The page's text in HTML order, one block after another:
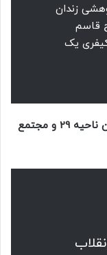
زندان
قاسم
یک
آدرس جدیدی دادسرای عمومی و انقلاب تهران ناحیه 29 و مجتمع